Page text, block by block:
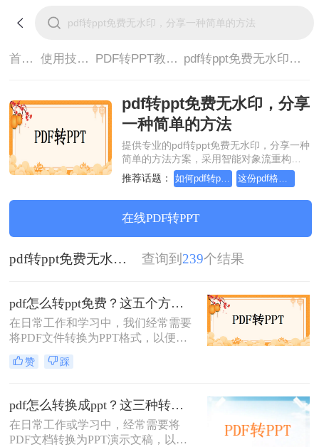
首页> 使用技巧> PDF转PPT教程> pdf转ppt免费无水印，分享一种简单的方法
pdf转ppt免费无水印，分享
一种简单的方法
提供专业的pdf转ppt免费无水印，分享一种
简单的方法方案，采用智能对象流重构技
术，确保文档1:1高保真还原且排版不乱
码。支持一键批量处理，全链路 SSL 加密
保障隐私安全。助您快速实现pdf转ppt免费
无水印，分享一种简单的方法，无需安
装，高效办公。
推荐话题： 如何pdf转ppt，这个方法简单又方便
在线PDF转PPT
pdf转ppt免费无水印，分享一种简单的方法 查询到 239个结果
pdf怎么转ppt免费？这五个方法请收好！方便又好用！
在日常工作和学习中，我们经常需要
将PDF文件转换为PPT格式，以便进
行演示或编辑。那么pdf怎么转ppt免
费呢？虽然市面上有许多付费的转换
转PPT方法，帮助你轻松实现文件格
式的转换。
赞 踩
pdf怎么转换成ppt？这三种转换方法分享给你!！
在日常工作或学习中，经常需要将
PDF文档转换为PPT演示文稿，以便